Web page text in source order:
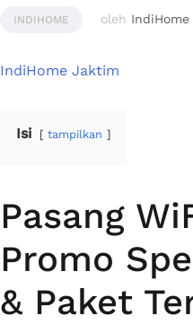
INDIHOME oleh IndiHome
IndiHome Jaktim
Isi tampilkan
Pasang
Promo
& Paket